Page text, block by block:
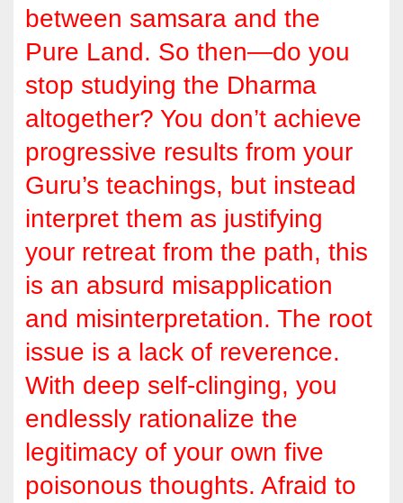
between samsara and the
Pure Land. So then—do you
stop studying the Dharma
altogether? You don’t achieve
progressive results from your
Guru’s teachings, but instead
interpret them as justifying
your retreat from the path, this
is an absurd misapplication
and misinterpretation. The root
issue is a lack of reverence.
With deep self-clinging, you
endlessly rationalize the
legitimacy of your own five
poisonous thoughts. Afraid to